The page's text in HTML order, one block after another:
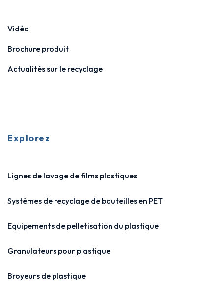
Vidéo
Brochure produit
Actualités sur le recyclage
Explorez
Lignes de lavage de films plastiques
Systèmes de recyclage de bouteilles en PET
Equipements de pelletisation du plastique
Granulateurs pour plastique
Broyeurs de plastique